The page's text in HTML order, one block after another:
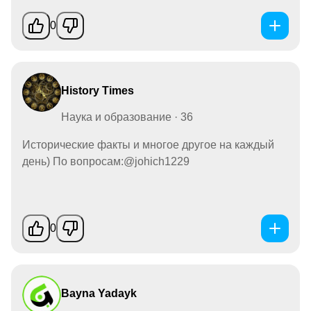
0
History Times
Наука и образование · 36
Исторические факты и многое другое на каждый
день) По вопросам:@johich1229
0
Bayna Yadayk